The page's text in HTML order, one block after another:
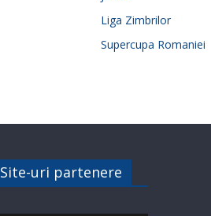
Liga Zimbrilor
Supercupa Romaniei
Site-uri partenere